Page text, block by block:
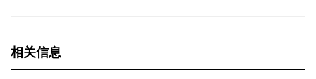
相关信息